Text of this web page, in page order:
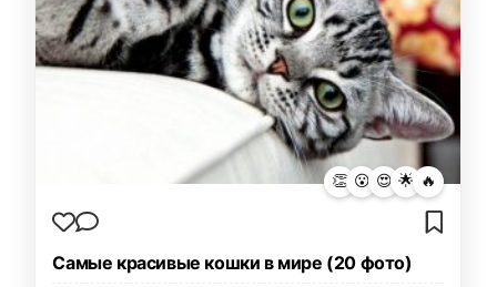
👏 😮 😍 🌟 🔥
Самые красивые кошки в мире (20 фото)